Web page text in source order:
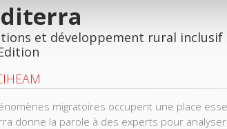
et développement rural inclusif
migratoires occupent une place
donne la parole à des experts pour